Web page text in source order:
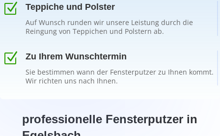
Z Teppiche und Polster
Auf Wunsch runden wir unsere Leistung durch die
Reingung von Teppichen und Polstern ab.
Z Zu Ihrem Wunschtermin
Sie bestimmen wann der Fensterputzer zu Ihnen kommt.
Wir richten uns nach Ihnen.
professionelle Fensterputzer in